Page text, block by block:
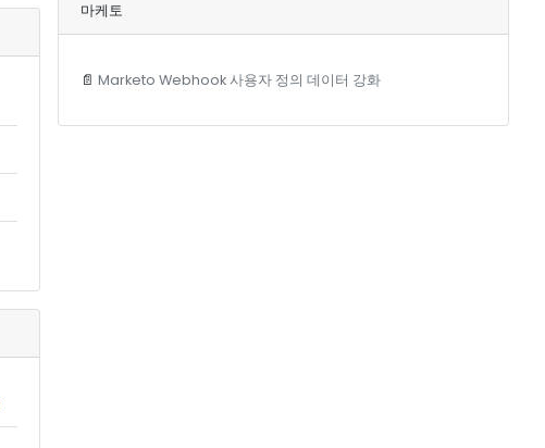
마케토
📄 Marketo Webhook 사용자 정의 데이터 강화